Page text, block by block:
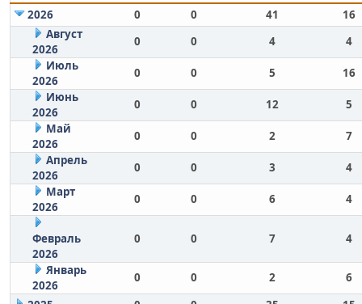
2026
0 0 41
16
Август
2026
0 0 4
4
Июль
2026
0 0 5
16
Июнь
2026
0 0 12
5
Май
2026
0 0 2
7
Апрель
2026
0 0 3
4
Март
2026
0 0 6 4
Февраль
2026
0 0 7 4
Январь
2026
0 0 2
6